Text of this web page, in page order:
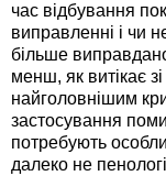
час відбування
виправленні і чи
більше
менш, як витікає
найголовнішим
застосування
потребують
далеко не